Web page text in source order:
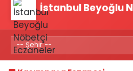
İstanbul Beyoğlu